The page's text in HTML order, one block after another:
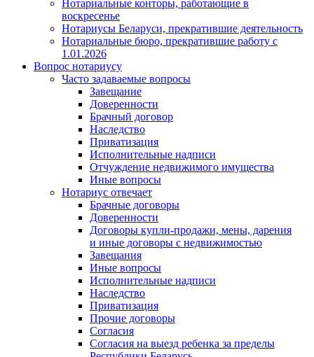
Нотариальные конторы, работающие в
воскресенье
Нотариусы Беларуси, прекратившие деятельность
Нотариальные бюро, прекратившие работу с
1.01.2026
Вопрос нотариусу
Часто задаваемые вопросы
Завещание
Доверенности
Брачный договор
Наследство
Приватизация
Исполнительные надписи
Отчуждение недвижимого имущества
Иные вопросы
Нотариус отвечает
Брачные договоры
Доверенности
Договоры купли-продажи, мены, дарения
и иные договоры с недвижимостью
Завещания
Иные вопросы
Исполнительные надписи
Наследство
Приватизация
Прочие договоры
Согласия
Согласия на выезд ребенка за пределы